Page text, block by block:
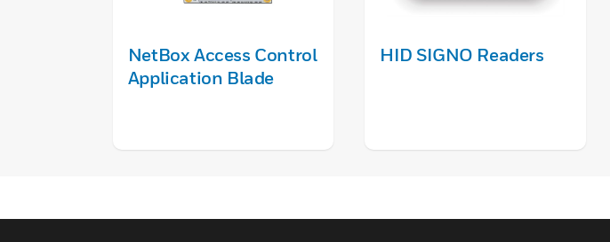
NetBox Access Control
Application Blade
HID SIGNO Readers